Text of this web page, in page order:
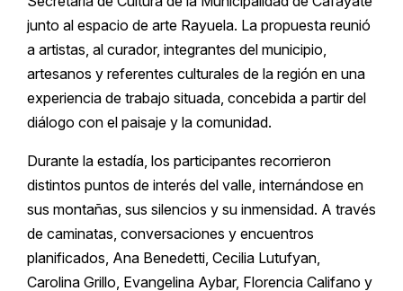
junto al espacio de arte Rayuela. La propuesta reunió
a artistas, al curador, integrantes del municipio,
artesanos y referentes culturales de la región en una
experiencia de trabajo situada, concebida a partir del
diálogo con el paisaje y la comunidad.
Durante la estadía, los participantes recorrieron
distintos puntos de interés del valle, internándose en
sus montañas, sus silencios y su inmensidad. A través
de caminatas, conversaciones y encuentros
planificados, Ana Benedetti, Cecilia Lutufyan,
Carolina Grillo, Evangelina Aybar, Florencia Califano y